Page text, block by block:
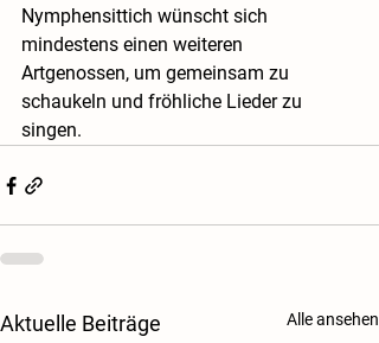
Nymphensittich wünscht sich
mindestens einen weiteren
Artgenossen, um gemeinsam zu
schaukeln und fröhliche Lieder zu
singen.
Aktuelle Beiträge Alle ansehen